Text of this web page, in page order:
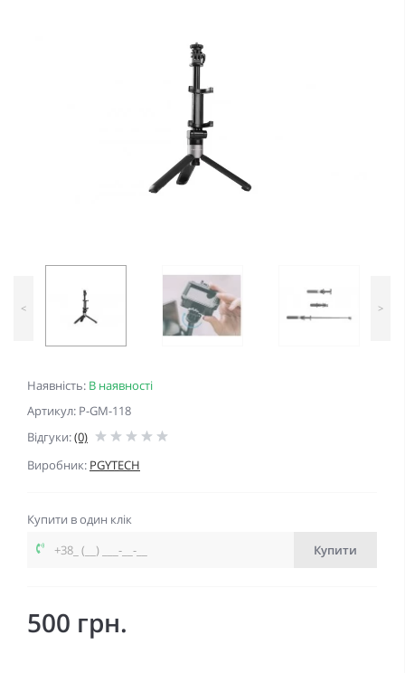
Наявність: В наявності
Артикул: P-GM-118
Відгуки:(0)
Виробник: PGYTECH
< >
Купити в один клік
Купити
500 грн.